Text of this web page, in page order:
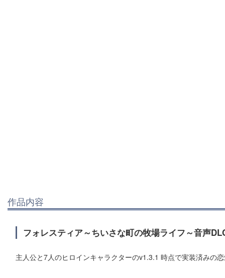
作品内容
フォレスティア～ちいさな町の牧場ライフ～音声
主人公と7人のヒロインキャラクターのv1.3.1 時点で実装済みの